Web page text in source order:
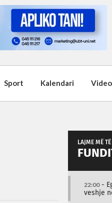
Sport Kalendari Video
LAJME MË TË
22:00-
veshje